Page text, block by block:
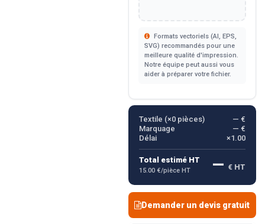
Formats vectoriels (AI, EPS,
SVG) recommandés pour une
meilleure qualité d'impression.
Notre équipe peut aussi vous
aider à préparer votre fichier.
Textile (×0pièces)
— €
Marquage
— €
Délai
×1.00
Total estimé HT
15.00 €/pièce HT — € HT
Demander un devis gratuit